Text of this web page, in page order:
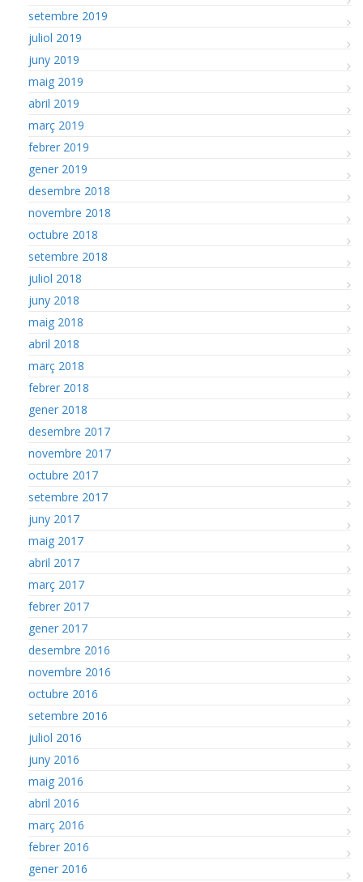
setembre 2019
juliol 2019
juny 2019
maig 2019
abril 2019
març 2019
febrer 2019
gener 2019
desembre 2018
novembre 2018
octubre 2018
setembre 2018
juliol 2018
juny 2018
maig 2018
abril 2018
març 2018
febrer 2018
gener 2018
desembre 2017
novembre 2017
octubre 2017
setembre 2017
juny 2017
maig 2017
abril 2017
març 2017
febrer 2017
gener 2017
desembre 2016
novembre 2016
octubre 2016
setembre 2016
juliol 2016
juny 2016
maig 2016
abril 2016
març 2016
febrer 2016
gener 2016